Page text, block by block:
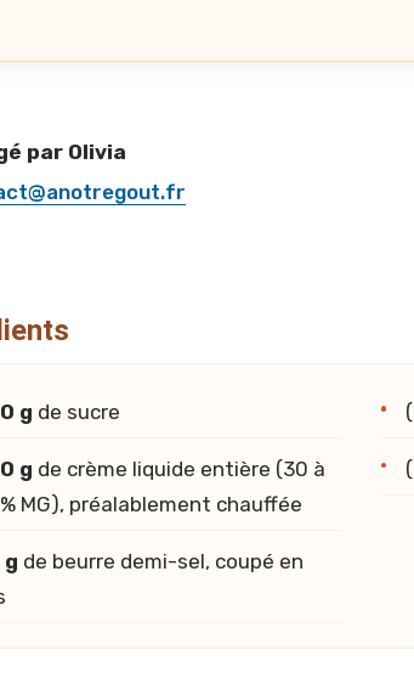
par Olivia
g de sucre
g de crème liquide entière (30 à
MG), préalablement chauffée
g de beurre demi-sel, coupé en